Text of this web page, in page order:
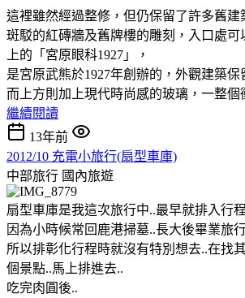
這裡雖然經過整修，但仍保留了許多舊建
斑駁的紅磚牆及舊牌樓的雕刻，入口處可
上的「宮原眼科1927」，
是宮原武熊於1927年創辦的，外觀建築保
而上方則加上現代時尚感的玻璃，一整個
繼續閱讀
13年前
2012/10 充電小旅行(扇型車庫)
中部旅行 國內旅遊
扇型車庫是我這次旅行中..最早就排入行
因為小時候常回鹿港掃墓..長大後畢業旅
所以排彰化行程時就沒有特別想去..在找
個景點..馬上排進去..
吃完肉圓後..